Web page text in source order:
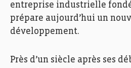
entreprise industrielle
prépare aujourd’hui un
développement.
Près d’un siècle après ses